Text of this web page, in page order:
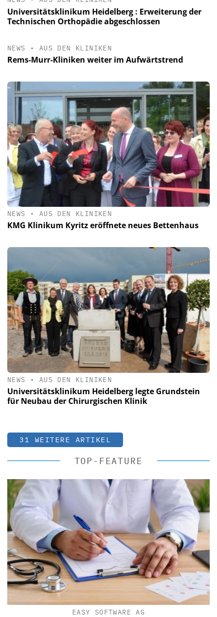
Universitätsklinikum Heidelberg : Erweiterung der
Technischen Orthopädie abgeschlossen
NEWS • AUS DEN KLINIKEN
Rems-Murr-Kliniken weiter im Aufwärtstrend
NEWS • AUS DEN KLINIKEN
KMG Klinikum Kyritz eröffnete neues Bettenhaus
NEWS • AUS DEN KLINIKEN
Universitätsklinikum Heidelberg legte Grundstein
für Neubau der Chirurgischen Klinik
31 WEITERE ARTIKEL
TOP-FEATURE
EASY SOFTWARE AG